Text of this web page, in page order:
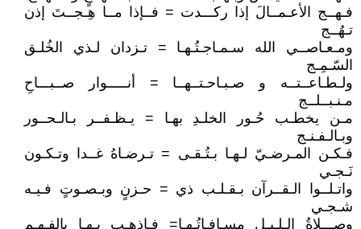
فـهــج الأعـمــالَ إذا ركـــدت = فــإذا مــا هِـجــتَ إذن
تـهُــج
ومـعـاصــي الله سـمـاجـتُـهـا = تـزدان لـذي الخُلـق
السّـمِـج
ولـطـاعــتــه و صـبـاحـتــهــا = أنـــــوار صــبـــاحِ
مـنـبــلــج
مـن يخطـب حُـور الخلـدِ بهـا = يـظـفــر بـالـحــور
وبـالـفـنـج
فـكـن المـرضـيّ لـهـا بـتُـقـى = تـرضـاهُ غــدا وتـكـون
نَـجـي
واتـلــوا الـقــرآن بـقـلـب ذي = حـزنٍ وبـصـوتٍ فـيـه
شـجـي
وصـــلاةُ الـلـيـلِ مسـافـاتُـهـا= فـاذهـب بـهـا بالفـهـم